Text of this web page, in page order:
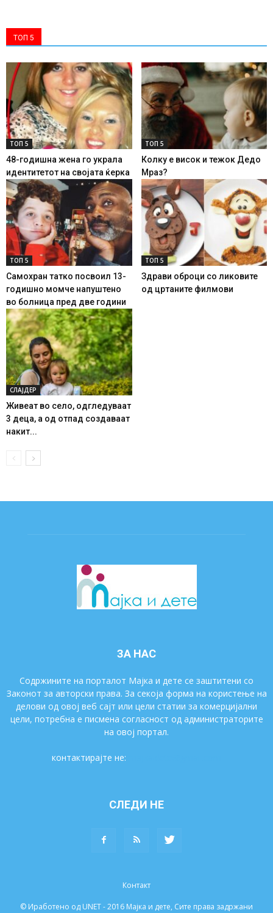
ТОП 5
ТОП 5
48-годишна жена го украла
идентитетот на својата ќерка
ТОП 5
Колку е висок и тежок Дедо
Мраз?
ТОП 5
Самохран татко посвоил 13-
годишно момче напуштено
во болница пред две години
ТОП 5
Здрави оброци со ликовите
од цртаните филмови
СЛАЈДЕР
Живеат во село, одгледуваат
3 деца, а од отпад создаваат
накит...
ЗА НАС
Содржините на порталот Мајка и дете се заштитени со
Законот за авторски права. За секоја форма на користење на
делови од овој веб сајт или цели статии за комерцијални
цели, потребна е писмена согласност од администраторите
на овој портал.
контактирајте не:
СЛЕДИ НЕ
Контакт
© Иработено од UNET - 2016 Мајка и дете, Сите права задржани